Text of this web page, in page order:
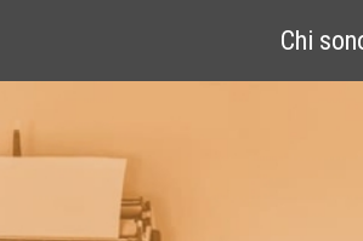
Chi